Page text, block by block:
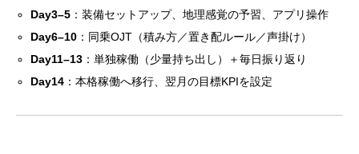
Day3–5 ：装備セットアップ、地理感覚の予習、アプリ操作
Day6–10 ：同乗OJT（積み方／置き配ルール／声掛け）
Day11–13 ：単独稼働（少量持ち出し）＋毎日振り返り
Day14 ：本格稼働へ移行、翌月の目標KPIを設定